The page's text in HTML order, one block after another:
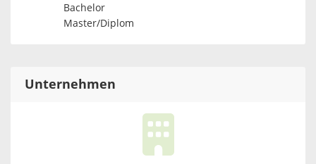
Bachelor
Master/Diplom
Unternehmen